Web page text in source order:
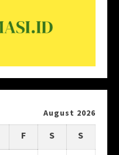
August 2026
F S S